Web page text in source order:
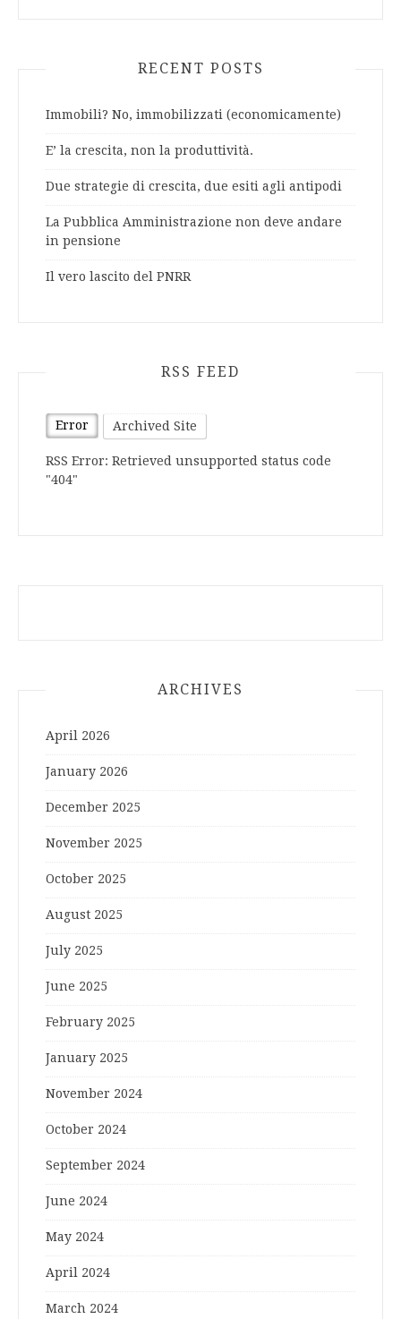
RECENT POSTS
Immobili? No, immobilizzati (economicamente)
E’ la crescita, non la produttività.
Due strategie di crescita, due esiti agli antipodi
La Pubblica Amministrazione non deve andare
in pensione
Il vero lascito del PNRR
RSS FEED
Error Archived Site
RSS Error: Retrieved unsupported status code
"404"
ARCHIVES
April 2026
January 2026
December 2025
November 2025
October 2025
August 2025
July 2025
June 2025
February 2025
January 2025
November 2024
October 2024
September 2024
June 2024
May 2024
April 2024
March 2024